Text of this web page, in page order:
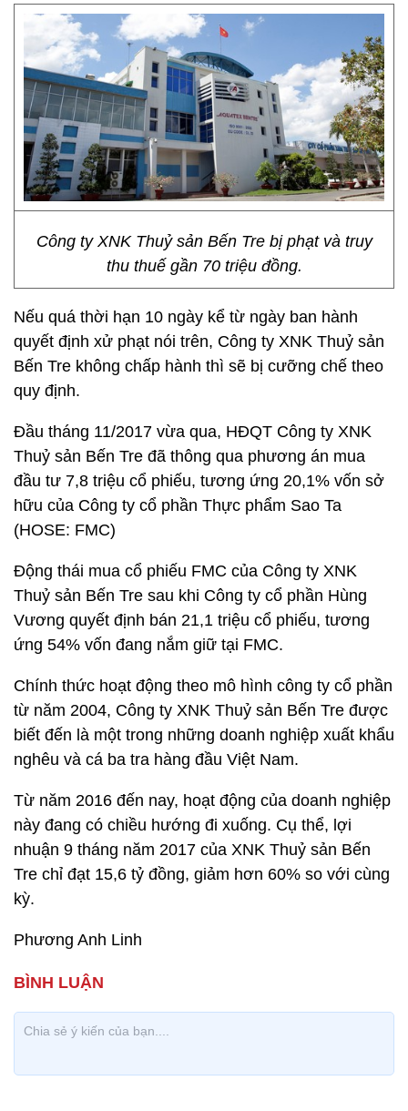
Công ty XNK Thuỷ sản Bến Tre bị phạt và truy
thu thuế gần 70 triệu đồng.
Nếu quá thời hạn 10 ngày kể từ ngày ban hành
quyết định xử phạt nói trên, Công ty XNK Thuỷ sản
Bến Tre không chấp hành thì sẽ bị cưỡng chế theo
quy định.
Đầu tháng 11/2017 vừa qua, HĐQT Công ty XNK
Thuỷ sản Bến Tre đã thông qua phương án mua
đầu tư 7,8 triệu cổ phiếu, tương ứng 20,1% vốn sở
hữu của Công ty cổ phần Thực phẩm Sao Ta
(HOSE: FMC)
Động thái mua cổ phiếu FMC của Công ty XNK
Thuỷ sản Bến Tre sau khi Công ty cổ phần Hùng
Vương quyết định bán 21,1 triệu cổ phiếu, tương
ứng 54% vốn đang nắm giữ tại FMC.
Chính thức hoạt động theo mô hình công ty cổ phần
từ năm 2004, Công ty XNK Thuỷ sản Bến Tre được
biết đến là một trong những doanh nghiệp xuất khẩu
nghêu và cá ba tra hàng đầu Việt Nam.
Từ năm 2016 đến nay, hoạt động của doanh nghiệp
này đang có chiều hướng đi xuống. Cụ thể, lợi
nhuận 9 tháng năm 2017 của XNK Thuỷ sản Bến
Tre chỉ đạt 15,6 tỷ đồng, giảm hơn 60% so với cùng
kỳ.
Phương Anh Linh